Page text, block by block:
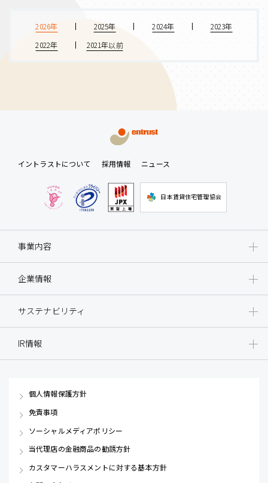
2026年 2025年 2024年
2023年
2022年
2021年以前
イントラストについて 採用情報 ニュース
日本賃貸住宅管理協会
事業内容
企業情報
サステナビリティ
IR情報
個人情報保護方針
免責事項
ソーシャルメディアポリシー
当代理店の金融商品の勧誘方針
カスタマーハラスメントに対する基本方針